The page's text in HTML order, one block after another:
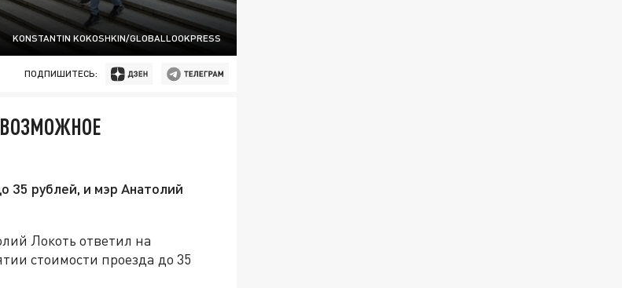
KONSTANTIN KOKOSHKIN/GLOBALLOOKPRESS
ПОДПИШИТЕСЬ:
35 рублей, и мэр Анатолий
Локоть ответил на
стоимости проезда до 35